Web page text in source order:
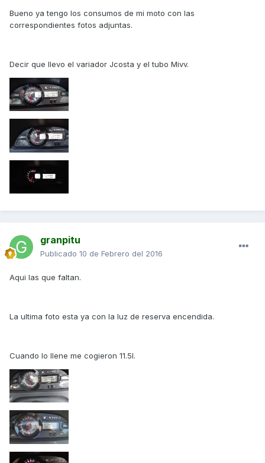
Bueno ya tengo los consumos de mi moto con las
correspondientes fotos adjuntas.
Decir que llevo el variador Jcosta y el tubo Mivv.
granpitu
Publicado 10 de Febrero del 2016
Aqui las que faltan.
La ultima foto esta ya con la luz de reserva encendida.
Cuando lo llene me cogieron 11.5l.